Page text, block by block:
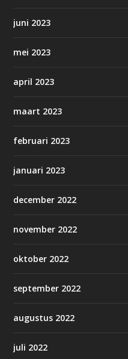
juni 2023
mei 2023
april 2023
maart 2023
februari 2023
januari 2023
december 2022
november 2022
oktober 2022
september 2022
augustus 2022
juli 2022